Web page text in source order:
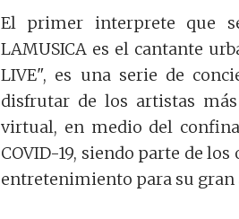
El primer interprete que
LAMUSICA es el cantante
LIVE", es una serie de
disfrutar de los artistas
virtual, en medio del
COVID-19, siendo parte de
entretenimiento para su gran